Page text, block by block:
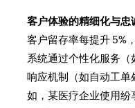
客户体验的精细化与忠
客户留存率每提升 5%
系统通过个性化服务
响应机制（如自动工单
如，某医疗企业使用纷